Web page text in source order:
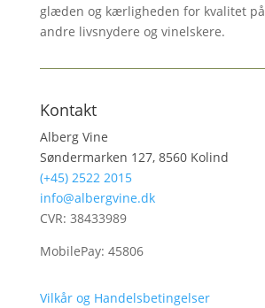
glæden og kærligheden for kvalitet
andre livsnydere og vinelskere.
Kontakt
Alberg Vine
Søndermarken 127, 8560 Kolind
(+45) 2522 2015
info@albergvine.dk
CVR: 38433989
MobilePay: 45806
Vilkår og Handelsbetingelser